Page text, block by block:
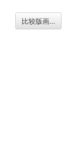
比较版画...